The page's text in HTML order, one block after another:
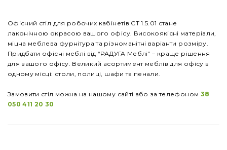
Офісний стіл для робочих кабінетів СТ 1.5.01 стане
лаконічною окрасою вашого офісу. Високоякісні матеріали,
міцна меблева фурнітура та різноманітні варіанти розміру.
Придбати офісні меблі від “РАДУГА Меблі” – краще рішення
для вашого офісу. Великий асортимент меблів для офісу в
одному місці: столи, полиці, шафи та пенали.
Замовити стіл можна на нашому сайті або за телефоном 38
050 411 20 30